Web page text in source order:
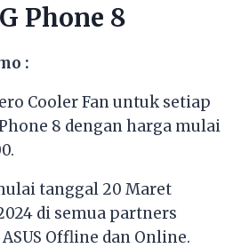
Phone 8
:
Cooler Fan untuk setiap
8 dengan harga mulai
tanggal 20 Maret
di semua partners
Offline dan Online.